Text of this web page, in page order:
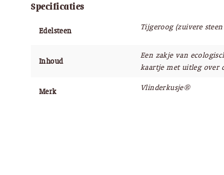
Specificaties
Edelsteen Tijgeroog (zuivere
Inhoud
Een zakje van
kaartje met uitleg over
Merk Vlinderkusje®